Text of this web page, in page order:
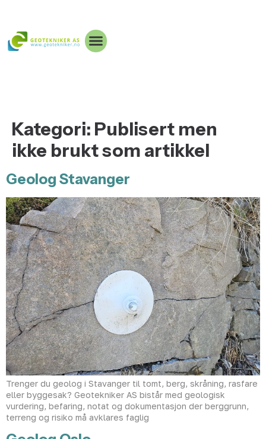
Kategori: Publisert men
ikke brukt som artikkel
Geolog Stavanger
Trenger du geolog i Stavanger til tomt, berg, skråning, rasfare
eller byggesak? Geotekniker AS bistår med geologisk
vurdering, befaring, notat og dokumentasjon der berggrunn,
terreng og risiko må avklares faglig